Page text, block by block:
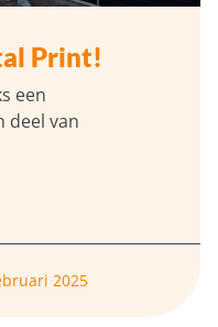
Print!
een
deel van
2025